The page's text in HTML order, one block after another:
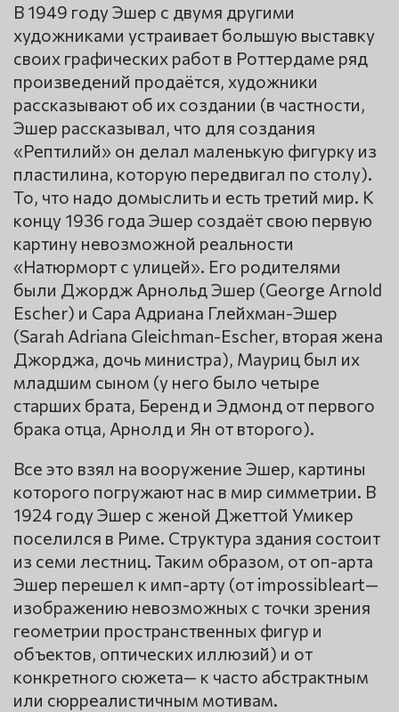
В 1949 году Эшер с двумя другими
художниками устраивает большую выставку
своих графических работ в Роттердаме ряд
произведений продаётся, художники
рассказывают об их создании (в частности,
Эшер рассказывал, что для создания
«Рептилий» он делал маленькую фигурку из
пластилина, которую передвигал по столу).
То, что надо домыслить и есть третий мир. К
концу 1936 года Эшер создаёт свою первую
картину невозможной реальности
«Натюрморт с улицей». Его родителями
были Джордж Арнольд Эшер (George Arnold
Escher) и Сара Адриана Глейхман-Эшер
(Sarah Adriana Gleichman-Escher, вторая жена
Джорджа, дочь министра), Мауриц был их
младшим сыном (у него было четыре
старших брата, Беренд и Эдмонд от первого
брака отца, Арнолд и Ян от второго).
Все это взял на вооружение Эшер, картины
которого погружают нас в мир симметрии. В
1924 году Эшер с женой Джеттой Умикер
поселился в Риме. Структура здания состоит
из семи лестниц. Таким образом, от оп-арта
Эшер перешел к имп-арту (от impossibleart—
изображению невозможных с точки зрения
геометрии пространственных фигур и
объектов, оптических иллюзий) и от
конкретного сюжета— к часто абстрактным
или сюрреалистичным мотивам.